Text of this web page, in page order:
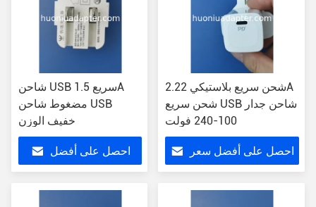
شاحن USB سريع 1.5A
مضغوط شاحن USB
خفيف الوزن
احصل على أفضل
شحن سريع بلاستيكي 2.22A
شحن سريع USB شاحن جدار
100-240 فولت
احصل على أفضل سعر